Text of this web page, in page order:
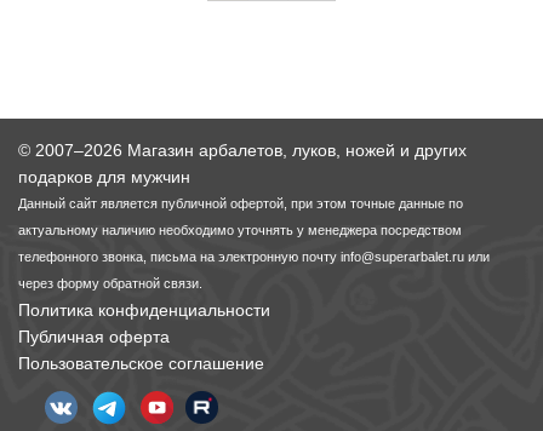
© 2007–2026 Магазин арбалетов, луков, ножей и других
подарков для мужчин
Данный сайт является публичной офертой, при этом точные данные по
актуальному наличию необходимо уточнять у менеджера посредством
телефонного звонка, письма на электронную почту info@superarbalet.ru или
через форму обратной связи.
Политика конфиденциальности
Публичная оферта
Пользовательское соглашение